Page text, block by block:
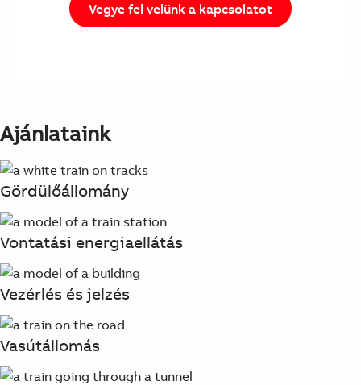
Vegye fel velünk a kapcsolatot
Ajánlataink
Gördülőállomány
Vontatási energiaellátás
Vezérlés és jelzés
Vasútállomás